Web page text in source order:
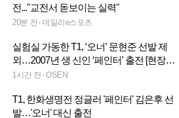
전..."교전서 돋보이는 실력"
20분 전 데일리e스포츠
실험실 가동한 T1, ‘오너’ 문현준 선발 제
외…2007년 생 신인 ‘페인터’ 출전 [현장
SNS]
1시간 전 OSEN
T1, 한화생명전 정글러 '페인터' 김은후 선
발…'오너' 대신 출전